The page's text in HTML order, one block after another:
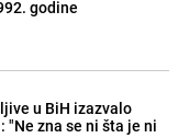
godine
u BiH izazvalo
"Ne zna se ni šta je ni